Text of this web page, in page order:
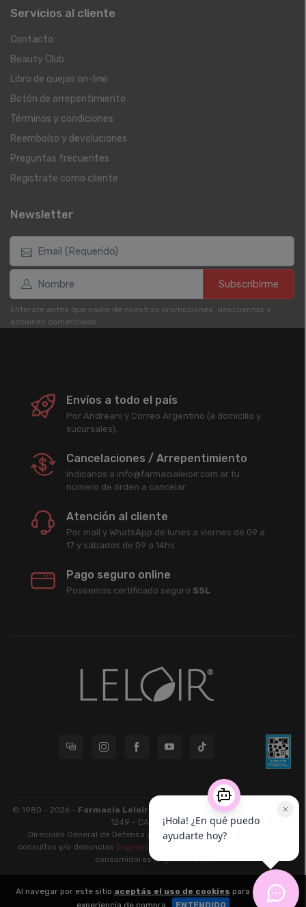
Servicios al cliente
Contacto
Beauty Club
Libro de quejas on-line
Botón de arrepentimiento
Términos y condiciones
Reembolso y devoluciones
Preguntas frecuentes
Registrate como cliente
Newsletter
Subscribirme
Enterate antes que nadie de nuestras promociones, descuentos y
acciones comerciales.
Envíos a todo el país
Por Andreani y Correo Argentino (a domicilio y
sucursales).
Cancelaciones / Arrepentimiento
Indicanos a info@farmacialeloir.com.ar tu
número de órden a cancelar.
Atención al cliente
Por mail y WhatsApp de lunes a viernes de 09 a
17 y sábados de 09 a 14hs.
Pago seguro online
Poseemos certificado seguro SSL
© 1980 - 2026 - Farmacia Leloir S.R.L.
| CUIT 33609220789 - Larrea
1249 - CABA - CP 1117
Dirección General de Defensa y Protección al Consumidor: Para
consultas y/o denuncias [ingrese aquí]
consumidores[ingrese aquí].
nubixstore®
v13.08.1
Al navegar por este sitio aceptás el uso de cookies para agilizar tu
experiencia de compra.
ENTENDIDO